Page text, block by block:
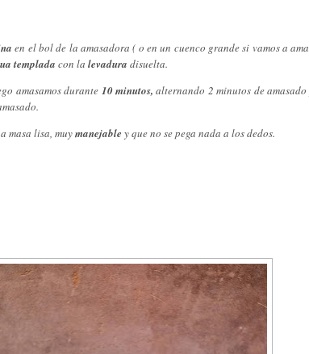
en el bol de la amasadora ( o en un cuenco grande si vamos a
templada con la levadura disuelta.
amasamos durante 10 minutos,alternando 2 minutos de
masa lisa, muymanejable y que no se pega nada a los dedos.